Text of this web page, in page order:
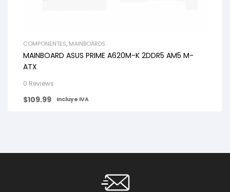
COMPONENTES, MAINBOARDS
MAINBOARD ASUS PRIME A620M-K 2DDR5 AM5 M-
ATX
0 Reviews
$109.99 Incluye IVA